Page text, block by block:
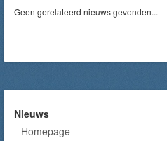
Geen gerelateerd nieuws gevonden...
Nieuws
Homepage